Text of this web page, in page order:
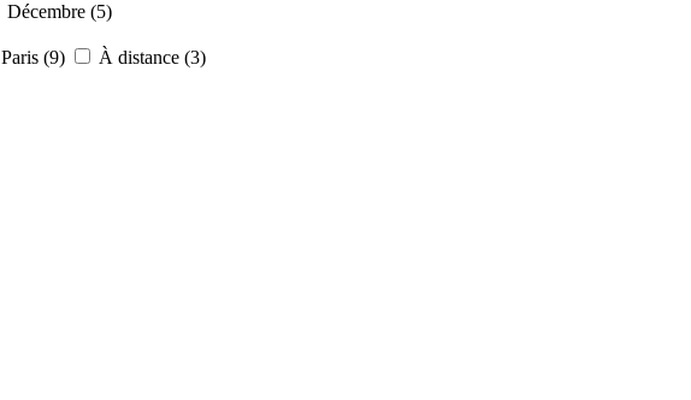
Décembre (5)
Paris (9)
À distance (3)